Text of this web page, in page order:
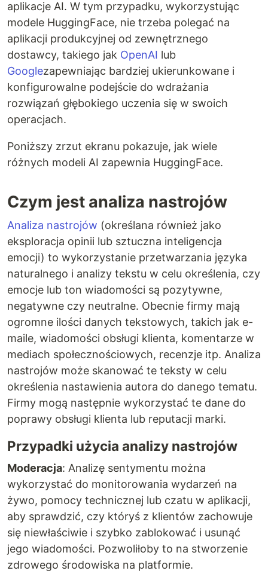
aplikacje AI. W tym przypadku, wykorzystując
modele HuggingFace, nie trzeba polegać na
aplikacji produkcyjnej od zewnętrznego
dostawcy, takiego jak OpenAI lub
Googlezapewniając bardziej ukierunkowane i
konfigurowalne podejście do wdrażania
rozwiązań głębokiego uczenia się w swoich
operacjach.
Poniższy zrzut ekranu pokazuje, jak wiele
różnych modeli AI zapewnia HuggingFace.
Czym jest analiza nastrojów
Analiza nastrojów (określana również jako
eksploracja opinii lub sztuczna inteligencja
emocji) to wykorzystanie przetwarzania języka
naturalnego i analizy tekstu w celu określenia, czy
emocje lub ton wiadomości są pozytywne,
negatywne czy neutralne. Obecnie firmy mają
ogromne ilości danych tekstowych, takich jak e-
maile, wiadomości obsługi klienta, komentarze w
mediach społecznościowych, recenzje itp. Analiza
nastrojów może skanować te teksty w celu
określenia nastawienia autora do danego tematu.
Firmy mogą następnie wykorzystać te dane do
poprawy obsługi klienta lub reputacji marki.
Przypadki użycia analizy nastrojów
Moderacja: Analizę sentymentu można
wykorzystać do monitorowania wydarzeń na
żywo, pomocy technicznej lub czatu w aplikacji,
aby sprawdzić, czy któryś z klientów zachowuje
się niewłaściwie i szybko zablokować i usunąć
jego wiadomości. Pozwoliłoby to na stworzenie
zdrowego środowiska na platformie.